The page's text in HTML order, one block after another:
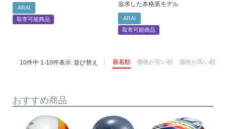
ARAI
取寄可能商品
追求した本格派モデル
ARAI
取寄可能商品
並び替え 新着順 価格が安い順 価格が高い順
10件中 1-10件表示
おすすめ商品